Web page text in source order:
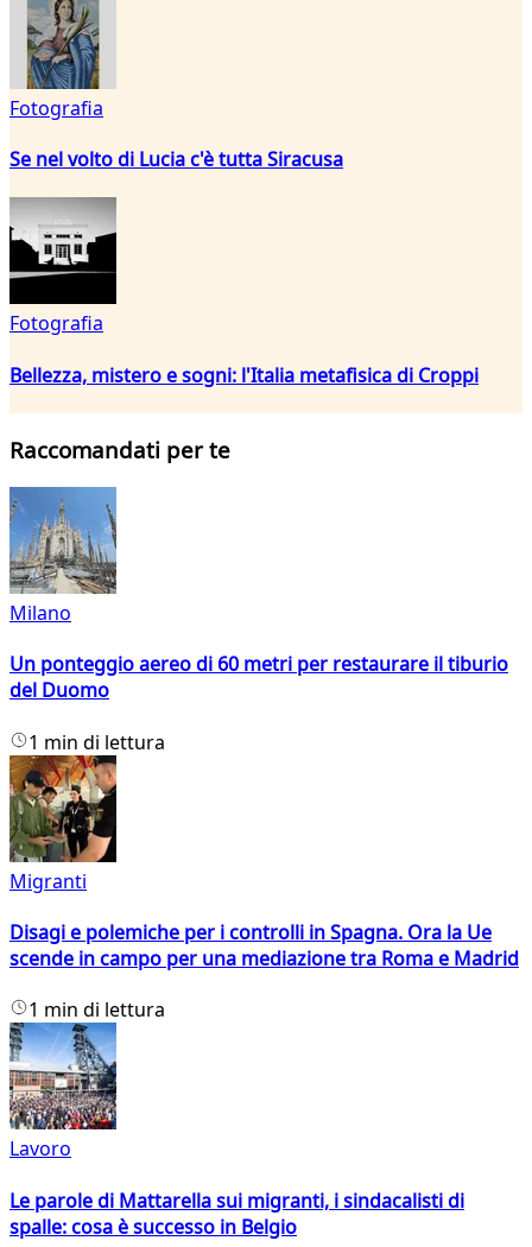
Fotografia
Se nel volto di Lucia c'è tutta Siracusa
Fotografia
Bellezza, mistero e sogni: l'Italia metafisica di Croppi
Raccomandati per te
Milano
Un ponteggio aereo di 60 metri per restaurare il tiburio
del Duomo
1 min di lettura
Migranti
Disagi e polemiche per i controlli in Spagna. Ora la Ue
scende in campo per una mediazione tra Roma e Madrid
1 min di lettura
Lavoro
Le parole di Mattarella sui migranti, i sindacalisti di
spalle: cosa è successo in Belgio